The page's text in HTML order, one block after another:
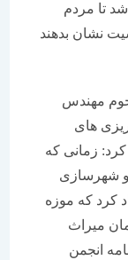
بدهند
که
موزه